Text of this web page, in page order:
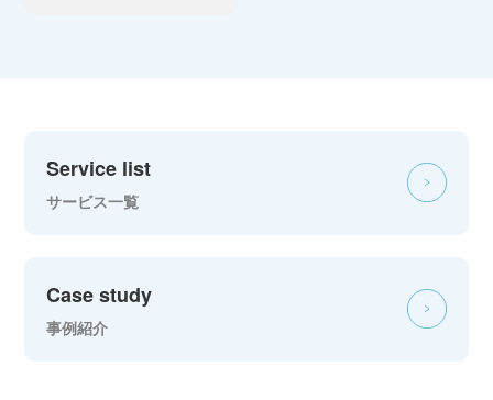
Service list
サービス一覧
Case study
事例紹介